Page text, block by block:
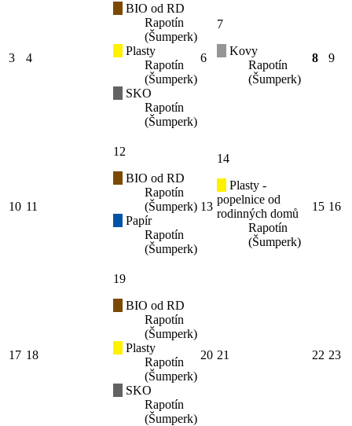
3 4
BIO od RD
Rapotín
(Šumperk)
Plasty
Rapotín
(Šumperk)
SKO
Rapotín
(Šumperk)
6
7
Kovy
Rapotín
(Šumperk)
8 9
10 11
12
BIO od RD
Rapotín
(Šumperk)
Papír
Rapotín
(Šumperk)
13
14
Plasty -
popelnice od
rodinných domů
Rapotín
(Šumperk)
15 16
17 18
19
BIO od RD
Rapotín
(Šumperk)
Plasty
Rapotín
(Šumperk)
SKO
Rapotín
(Šumperk)
20 21 22 23